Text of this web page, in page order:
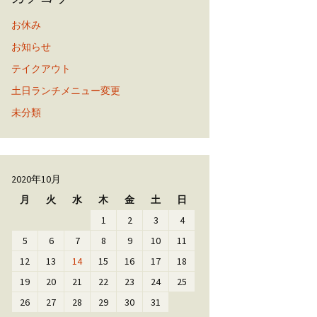
お休み
お知らせ
テイクアウト
土日ランチメニュー変更
未分類
2020年10月
月
火 水 木 金 土 日
1 2 3
4
5
6 7 8 9 10
11
12
13 14 15 16 17
18
19
20 21 22 23 24
25
26
27 28 29 30 31